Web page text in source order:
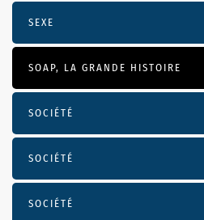
SEXE
SOAP, LA GRANDE HISTOIRE
SOCIÉTÉ
SOCIÉTÉ
SOCIÉTÉ